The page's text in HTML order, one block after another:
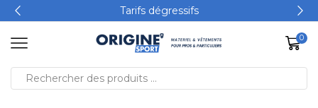
Tarifs dégressifs
0